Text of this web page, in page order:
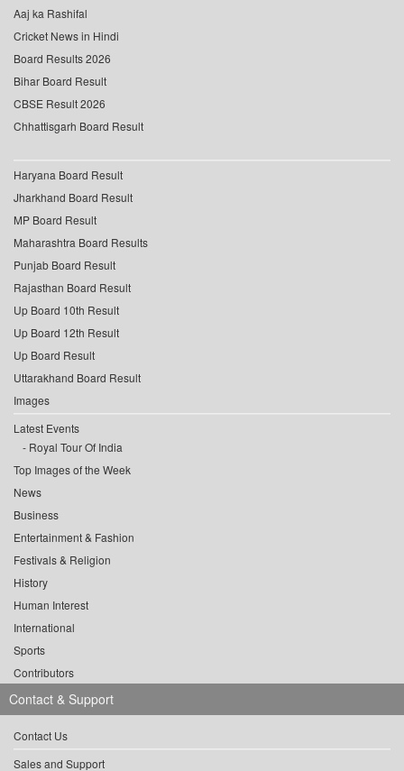
Aaj ka Rashifal
Cricket News in Hindi
Board Results 2026
Bihar Board Result
CBSE Result 2026
Chhattisgarh Board Result
Haryana Board Result
Jharkhand Board Result
MP Board Result
Maharashtra Board Results
Punjab Board Result
Rajasthan Board Result
Up Board 10th Result
Up Board 12th Result
Up Board Result
Uttarakhand Board Result
Images
Latest Events
Royal Tour Of India
Top Images of the Week
News
Business
Entertainment & Fashion
Festivals & Religion
History
Human Interest
International
Sports
Contributors
Contact & Support
Contact Us
Sales and Support